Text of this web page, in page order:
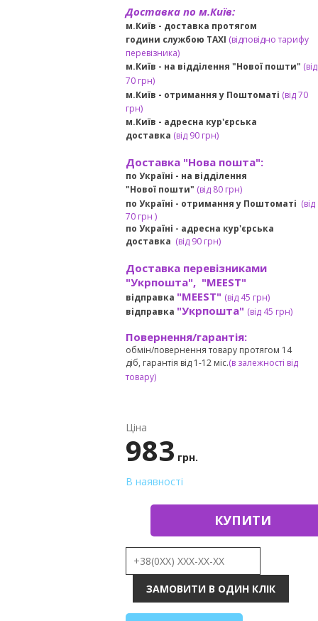
Доставка по м.Київ:
м.Київ - доставка протягом
години службою TAXI (відповідно тарифу
перевізника)
м.Київ - на відділення "Нової пошти" (від
70 грн)
м.Київ - отримання у Поштоматі (від 70
грн)
м.Київ - адресна кур'єрська
доставка (від90 грн)
Доставка "Нова пошта":
по Україні - на відділення
"Нової пошти" (від 80 грн)
по Україні - отримання у Поштоматі (від
70 грн )
по Україні - адресна кур'єрська
доставка (від90 грн)
Доставка перевізниками
"Укрпошта", "MEEST"
відправка "MEEST" (від 45 грн)
відправка "Укрпошта" (від 45 грн)
Повернення/гарантія:
обмін/повернення товару протягом 14
діб, гарантія від 1-12 міс.(в залежності від
товару)
Ціна
983 грн.
В наявності
КУПИТИ